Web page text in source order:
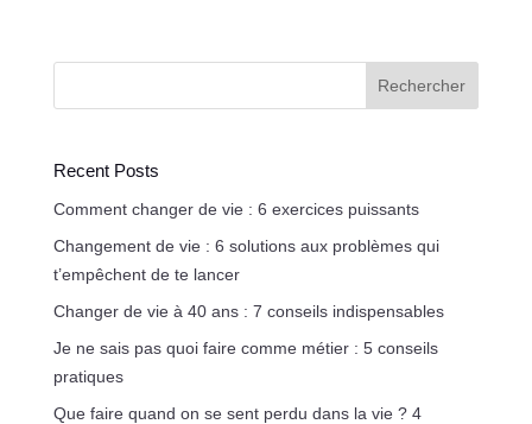
Rechercher
Recent Posts
Comment changer de vie : 6 exercices puissants
Changement de vie : 6 solutions aux problèmes qui
t’empêchent de te lancer
Changer de vie à 40 ans : 7 conseils indispensables
Je ne sais pas quoi faire comme métier : 5 conseils
pratiques
Que faire quand on se sent perdu dans la vie ? 4